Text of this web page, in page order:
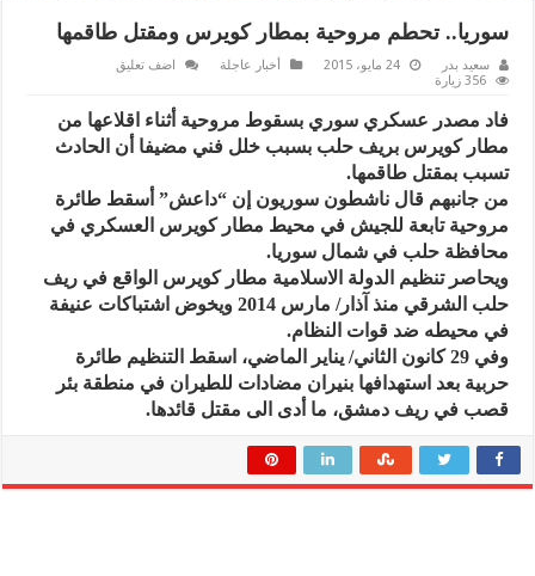
سوريا.. تحطم مروحية بمطار كويرس ومقتل طاقمها
سعيد بدر 24 مايو، 2015 أخبار عاجلة
اضف تعليق
356 زيارة
فاد مصدر عسكري سوري بسقوط مروحية أثناء اقلاعها من
مطار كويرس بريف حلب بسبب خلل فني مضيفا أن الحادث
تسبب بمقتل طاقمها.
من جانبهم قال ناشطون سوريون إن “داعش” أسقط طائرة
مروحية تابعة للجيش في محيط مطار كويرس العسكري في
محافظة حلب في شمال سوريا.
ويحاصر تنظيم الدولة الاسلامية مطار كويرس الواقع في ريف
حلب الشرقي منذ آذار/ مارس 2014 ويخوض اشتباكات عنيفة
في محيطه ضد قوات النظام.
وفي 29 كانون الثاني/ يناير الماضي، اسقط التنظيم طائرة
حربية بعد استهدافها بنيران مضادات للطيران في منطقة بئر
قصب في ريف دمشق، ما أدى الى مقتل قائدها.